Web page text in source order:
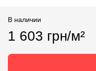
В наличии
1 603 грн/м²